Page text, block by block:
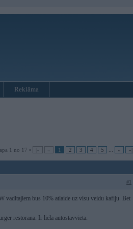
Reklāma
1 no 17 • |« « 1 2 3 4 5 » »|
#1
vaditajiem bus 10% atlaide uz visu veidu kafiju. Bet
restorana. Ir liela autostavvieta.